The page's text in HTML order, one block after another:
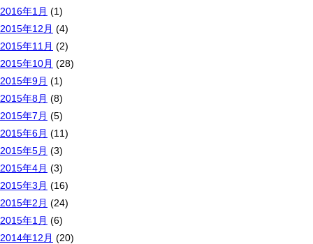
2016年1月 (1)
2015年12月 (4)
2015年11月 (2)
2015年10月 (28)
2015年9月 (1)
2015年8月 (8)
2015年7月 (5)
2015年6月 (11)
2015年5月 (3)
2015年4月 (3)
2015年3月 (16)
2015年2月 (24)
2015年1月 (6)
2014年12月 (20)